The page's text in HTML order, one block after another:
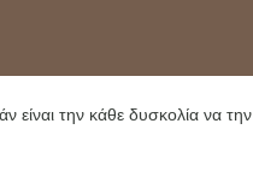
είναι την κάθε δυσκολία να την